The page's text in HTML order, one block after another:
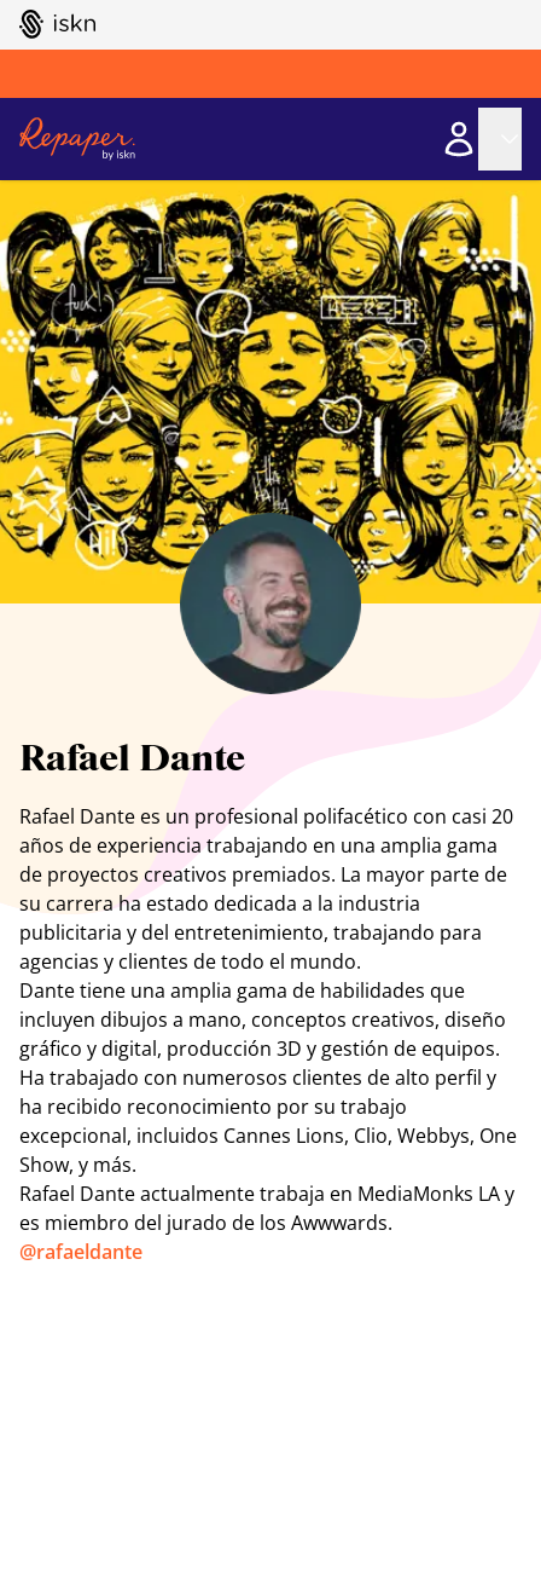
GO TO ISKN HOME
Ver todos los artistas
Rafael Dante
Rafael Dante es un profesional polifacético con casi 20
años de experiencia trabajando en una amplia gama
de proyectos creativos premiados. La mayor parte de
su carrera ha estado dedicada a la industria
publicitaria y del entretenimiento, trabajando para
agencias y clientes de todo el mundo.
Dante tiene una amplia gama de habilidades que
incluyen dibujos a mano, conceptos creativos, diseño
gráfico y digital, producción 3D y gestión de equipos.
Ha trabajado con numerosos clientes de alto perfil y
ha recibido reconocimiento por su trabajo
excepcional, incluidos Cannes Lions, Clio, Webbys, One
Show, y más.
Rafael Dante actualmente trabaja en MediaMonks LA y
es miembro del jurado de los Awwwards.
@rafaeldante